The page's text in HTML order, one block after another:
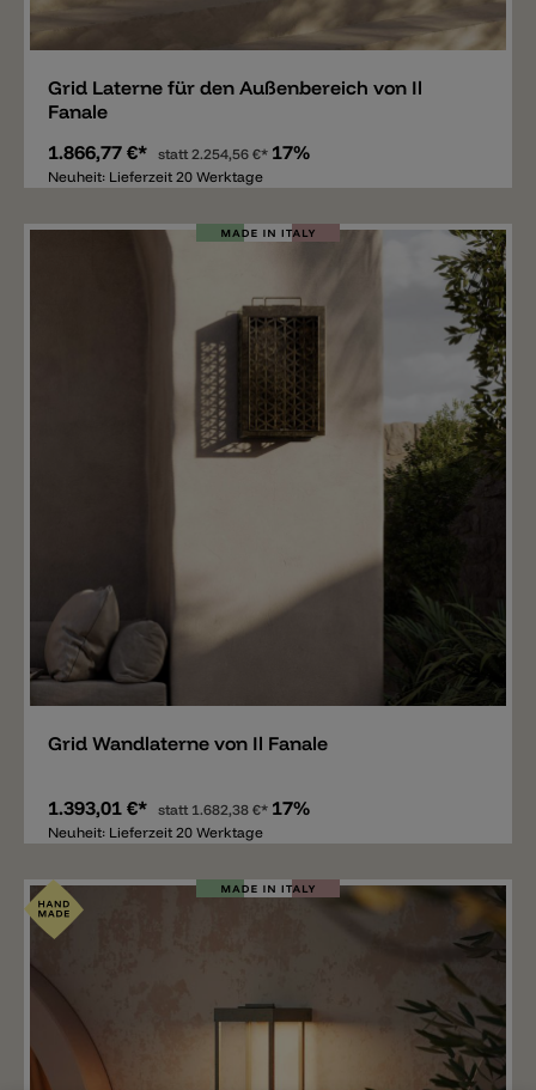
Merken
Grid Laterne für den Außenbereich von Il
Fanale
1.866,77 €* statt2.254,56 €* 17%
Neuheit: Lieferzeit 20 Werktage
Merken
Grid Wandlaterne von Il Fanale
1.393,01 €* statt 1.682,38 €* 17%
Neuheit: Lieferzeit 20 Werktage